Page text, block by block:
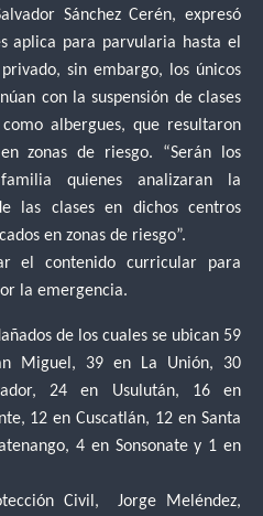
Sánchez Cerén, expresó
aplica para parvularia hasta el
sin embargo, los únicos
con la suspensión de clases
albergues, que resultaron
zonas de riesgo. “Serán los
quienes analizaran la
las clases en dichos centros
en zonas de riesgo”.
el contenido curricular para
la emergencia.
de los cuales se ubican 59
Miguel, 39 en La Unión, 30
24 en Usulután, 16 en
12 en Cuscatlán, 12 en Santa
4 en Sonsonate y 1 en
Civil, Jorge Meléndez,